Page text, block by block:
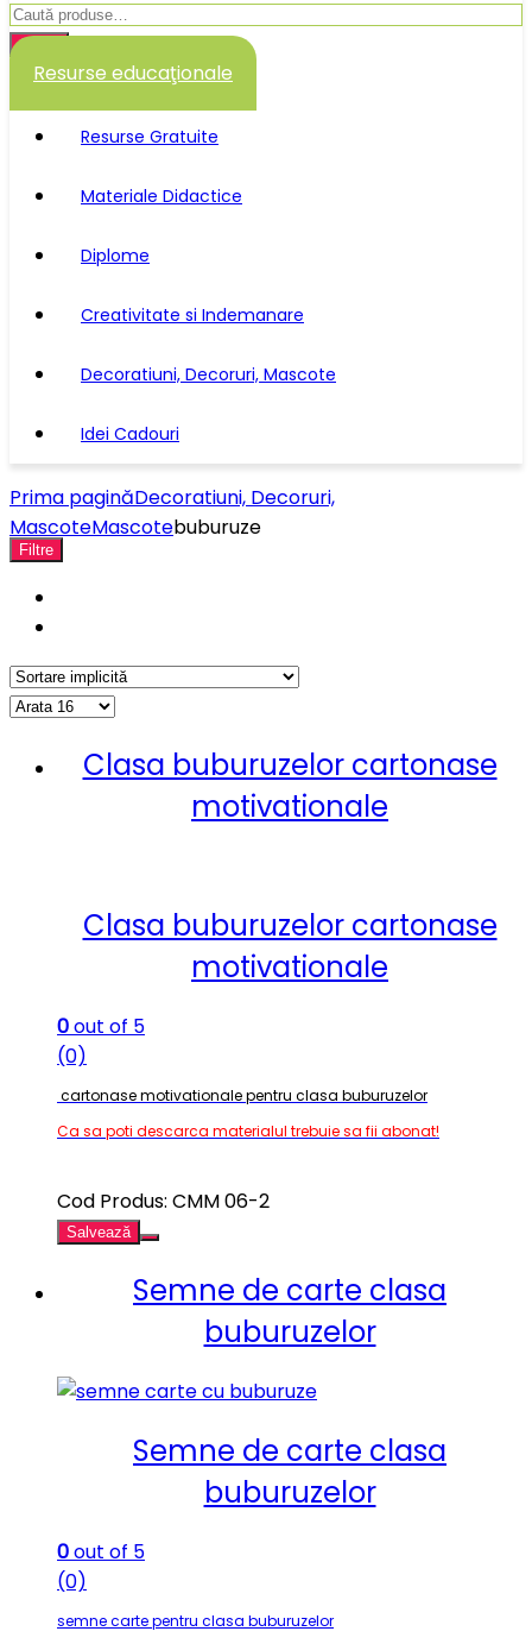
Caută
Resurse educaţionale
Resurse Gratuite
Materiale Didactice
Diplome
Creativitate si Indemanare
Decoratiuni, Decoruri, Mascote
Idei Cadouri
Prima paginăDecoratiuni, Decoruri,
MascoteMascotebuburuze
Filtre
Clasa buburuzelor cartonase
motivationale
Clasa buburuzelor cartonase
motivationale
0out of 5
(0)
cartonase motivationale pentru clasa buburuzelor
Ca sa poti descarca materialul trebuie sa fii abonat!
Cod Produs: CMM 06-2
Salvează
Semne de carte clasa
buburuzelor
Semne de carte clasa
buburuzelor
0out of 5
(0)
semne carte pentru clasa buburuzelor